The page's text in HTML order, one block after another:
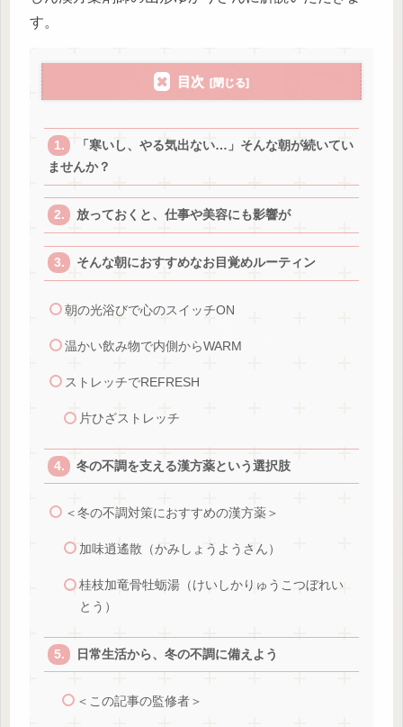
す。
目次
「寒いし、やる気出ない…」そんな朝が続いてい
ませんか？
放っておくと、仕事や美容にも影響が
そんな朝におすすめなお目覚めルーティン
朝の光浴びで心のスイッチON
温かい飲み物で内側からWARM
ストレッチでREFRESH
片ひざストレッチ
冬の不調を支える漢方薬という選択肢
＜冬の不調対策におすすめの漢方薬＞
加味逍遙散（かみしょうようさん）
桂枝加竜骨牡蛎湯（けいしかりゅうこつぼれい
とう）
日常生活から、冬の不調に備えよう
＜この記事の監修者＞